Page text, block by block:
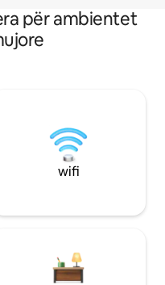
për ambientet
wifi